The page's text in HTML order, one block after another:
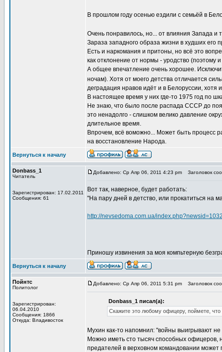
В прошлом году осенью ездили с семьёй в
Очень понравилось, но... от влияния Запада и
Зараза западного образа жизни в худших его
Есть и наркомания и притоны, но всё это
как отклонение от нормы - уродство (поэтому
А общее впечатление очень хорошее.
ночам). Хотя от моего детства отличается
деградация нравов идёт и в Белоруссии, хотя
В настоящее время у них где-то 1975 год по
Не знаю, что было после распада СССР до
это ненадолго - слишком велико давление
длительное время.
Впрочем, всё воможно... Может быть процесс
на восстановление Народа.
Вернуться к началу
Donbass_1
Читатель
Зарегистрирован: 17.02.2011
Сообщения: 61
Добавлено: Ср Апр 06, 2011 4:23 pm Заголовок
Вот так, наверное, будет работать:
"На пару дней в детство, или прокатиться на
http://nevsedoma.com.ua/
Приношу извинения за моя компьтерную
Вернуться к началу
Пойнтс
Политолог
Зарегистрирован:
06.04.2010
Сообщения: 1866
Откуда: Владивосток
Добавлено: Ср Апр 06, 2011 5:31 pm Заголовок
Donbass_1 писал(а):
Скажите это любому офицеру, поймете,
Мухин как-то напомнил: "войны выигрывают не
Можно иметь сто тысяч способных офицеров,
предателей в верховном командовании может